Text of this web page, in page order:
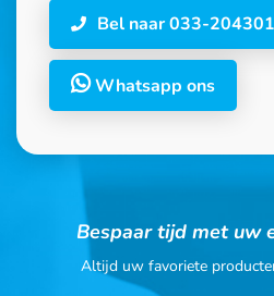
Bel naar 033-
Whatsapp ons
Bespaar tijd met uw
Altijd uw favoriete